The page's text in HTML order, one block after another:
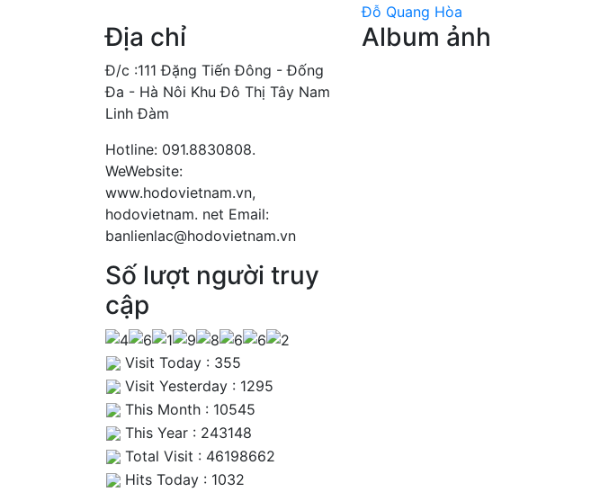
Đỗ Quang Hòa
Địa chỉ
Đ/c :111 Đặng Tiến Đông - Đống
Đa - Hà Nôi Khu Đô Thị Tây Nam
Linh Đàm
Hotline: 091.8830808.
WeWebsite:
www.hodovietnam.vn,
hodovietnam. net Email:
banlienlac@hodovietnam.vn
Số lượt người truy
cập
Visit Today : 355
Visit Yesterday : 1295
This Month : 10545
This Year : 243148
Total Visit : 46198662
Hits Today : 1032
Album ảnh